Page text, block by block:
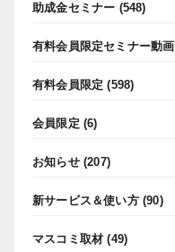
助成金セミナー (548)
有料会員限定セミナー動画
有料会員限定 (598)
会員限定 (6)
お知らせ(207)
新サービス＆使い方(90)
マスコミ取材 (49)